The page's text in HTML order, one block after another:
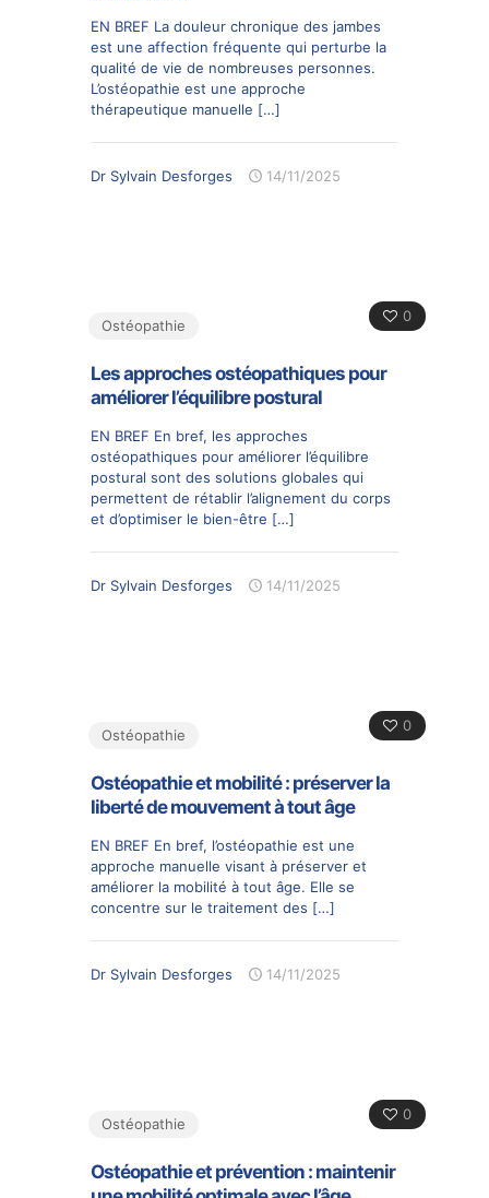
EN BREF La douleur chronique des jambes
est une affection fréquente qui perturbe la
qualité de vie de nombreuses personnes.
L’ostéopathie est une approche
thérapeutique manuelle […]
Dr Sylvain Desforges 14/11/2025
0
Ostéopathie
Les approches ostéopathiques pour
améliorer l’équilibre postural
EN BREF En bref, les approches
ostéopathiques pour améliorer l’équilibre
postural sont des solutions globales qui
permettent de rétablir l’alignement du corps
et d’optimiser le bien-être […]
Dr Sylvain Desforges 14/11/2025
0
Ostéopathie
Ostéopathie et mobilité : préserver la
liberté de mouvement à tout âge
EN BREF En bref, l’ostéopathie est une
approche manuelle visant à préserver et
améliorer la mobilité à tout âge. Elle se
concentre sur le traitement des […]
Dr Sylvain Desforges 14/11/2025
0
Ostéopathie
Ostéopathie et prévention : maintenir